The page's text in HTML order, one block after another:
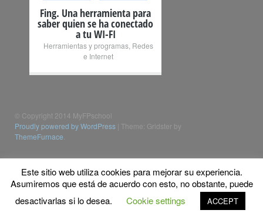
Fing. Una herramienta para
saber quien se ha conectado
a tu WI-FI
Herramientas y programas Redes
e Internet
© Copyright 2014 MyFPschool
Proudly powered by WordPress Theme: Gridster by
ThemeFurnace
Este sitio web utiliza cookies para mejorar su experiencia.
Asumiremos que está de acuerdo con esto, no obstante, puede
desactivarlas si lo desea.
Cookie settings ACCEPT